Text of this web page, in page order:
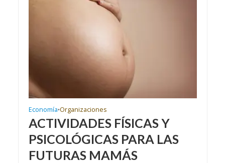
Economía•Organizaciones
ACTIVIDADES FÍSICAS Y
PSICOLÓGICAS PARA LAS
FUTURAS MAMÁS